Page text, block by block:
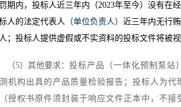
期内， 投标人近三年内（2023年至今）没有在
人的法定代表人 （单位负责人） 近三年内无行
； 投标人提供虚假或不实资料的投标文件将被
（5） 其他要求： 投标产品 （一体化预制泵
机构出具的产品质量检验报告 ；投标人为代
授权书原件须封装于响应文件正本中，不接